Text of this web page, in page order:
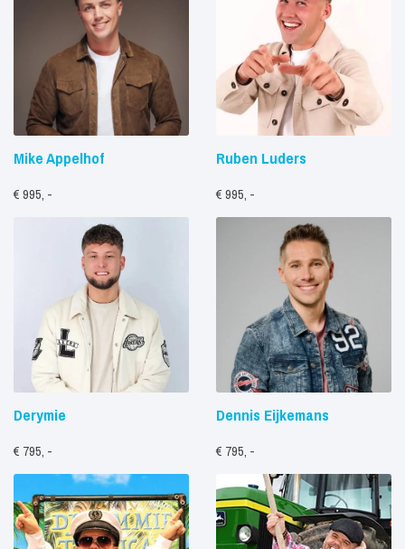
Mike Appelhof
€ 995, -
Ruben Luders
€ 995, -
Derymie
€ 795, -
Dennis Eijkemans
€ 795, -